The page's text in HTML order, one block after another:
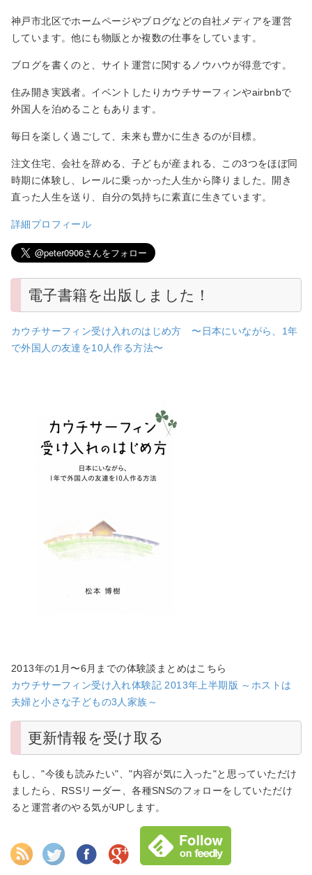
神戸市北区でホームページやブログなどの自社メディアを運営
しています。他にも物販とか複数の仕事をしています。
ブログを書くのと、サイト運営に関するノウハウが得意です。
住み開き実践者。イベントしたりカウチサーフィンやairbnbで
外国人を泊めることもあります。
毎日を楽しく過ごして、未来も豊かに生きるのが目標。
注文住宅、会社を辞める、子どもが産まれる、この3つをほぼ同
時期に体験し、レールに乗っかった人生から降りました。開き
直った人生を送り、自分の気持ちに素直に生きています。
詳細プロフィール
電子書籍を出版しました！
カウチサーフィン受け入れのはじめ方 〜日本にいながら、1年
で外国人の友達を10人作る方法〜
2013年の1月〜6月までの体験談まとめはこちら
カウチサーフィン受け入れ体験記 2013年上半期版 ～ホストは
夫婦と小さな子どもの3人家族～
更新情報を受け取る
もし、"今後も読みたい"、"内容が気に入った"と思っていただけ
ましたら、RSSリーダー、各種SNSのフォローをしていただけ
ると運営者のやる気がUPします。